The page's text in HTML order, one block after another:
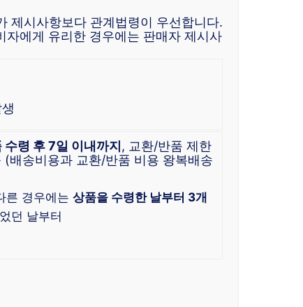
제시사항보다 관계법령이 우선합니다.
에게 유리한 경우에는 판매자 제시사
수령 후 7일 이내까지, 교환/반품 제한
배송비용과 교환/반품 비용 왕복배송
른 경우에는 상품을 수령한 날부터 3개
던 날부터